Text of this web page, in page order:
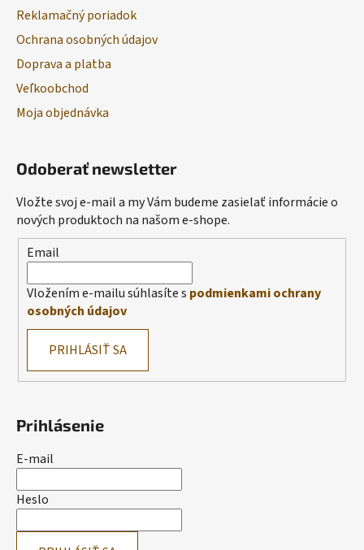
Reklamačný poriadok
Ochrana osobných údajov
Doprava a platba
Veľkoobchod
Moja objednávka
Odoberať newsletter
Vložte svoj e-mail a my Vám budeme zasielať informácie o
nových produktoch na našom e-shope.
Email
Vložením e-mailu súhlasíte s podmienkami ochrany
osobných údajov
PRIHLÁSIŤ SA
Prihlásenie
E-mail
Heslo